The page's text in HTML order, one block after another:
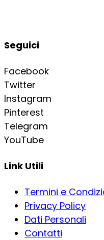
Seguici
Facebook
Twitter
Instagram
Pinterest
Telegram
YouTube
Link Utili
Termini e
Privacy Policy
Dati Personali
Contatti